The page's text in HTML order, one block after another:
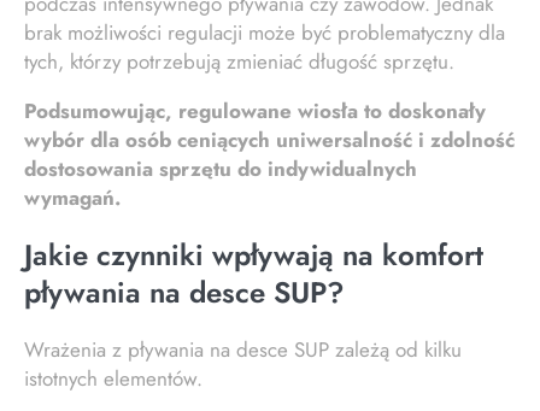
brak możliwości regulacji może być problematyczny dla
tych, którzy potrzebują zmieniać długość sprzętu.
Podsumowując, regulowane wiosła to doskonały
wybór dla osób ceniących uniwersalność i zdolność
dostosowania sprzętu do indywidualnych
wymagań.
Jakie czynniki wpływają na komfort
pływania na desce SUP?
Wrażenia z pływania na desce SUP zależą od kilku
istotnych elementów.